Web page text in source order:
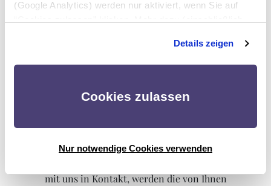
(Google Analytics) werden nur aktiviert, wenn Sie auf
Datenschutzerklärung—
Impressum.
Details zeigen
Cookies zulassen
Nur notwendige Cookies verwenden
Kontaktformular- und
personenbezogene Daten
und Kategorien für die
Verarbeitung
mit uns in Kontakt, werden die von Ihnen